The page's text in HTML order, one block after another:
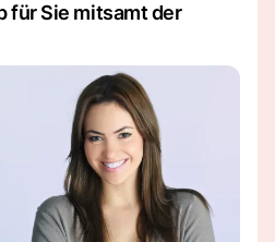
für Sie mitsamt der